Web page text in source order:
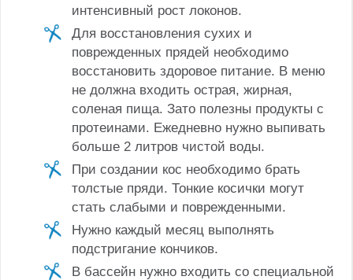
интенсивный рост локонов.
Для восстановления сухих и
поврежденных прядей необходимо
восстановить здоровое питание. В меню
не должна входить острая, жирная,
соленая пища. Зато полезны продукты с
протеинами. Ежедневно нужно выпивать
больше 2 литров чистой воды.
При создании кос необходимо брать
толстые пряди. Тонкие косички могут
стать слабыми и поврежденными.
Нужно каждый месяц выполнять
подстригание кончиков.
В бассейн нужно входить со специальной